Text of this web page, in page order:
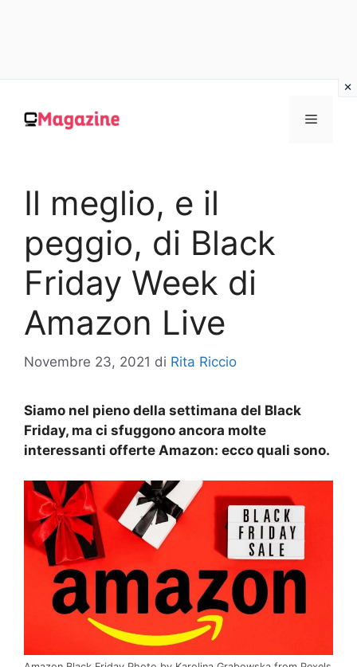
contenuto
MENU
Il meglio, e il
peggio, di Black
Friday Week di
Amazon Live
Novembre 23, 2021 di Rita Riccio
Siamo nel pieno della settimana del Black
Friday, ma ci sfuggono ancora molte
interessanti offerte Amazon: ecco quali sono.